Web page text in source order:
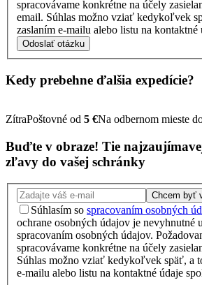
spracovávame konkrétne na účely
email. Súhlas možno vziať kedykoľvek
zaslaním e-mailu alebo listu na kontaktné
Odoslať otázku
Kedy prebehne ďalšia expedície?
ZítraPoštovné od 5 €Na odbernom mieste
Buďte v obraze! Tie
zľavy do vašej schránky
Chcem byť
Súhlasím so spracovaním osobných
ochrane osobných údajov je nevyhnutné
spracovaním osobných údajov.
spracovávame konkrétne na účely
Súhlas možno vziať kedykoľvek späť, a
e-mailu alebo listu na kontaktné údaje